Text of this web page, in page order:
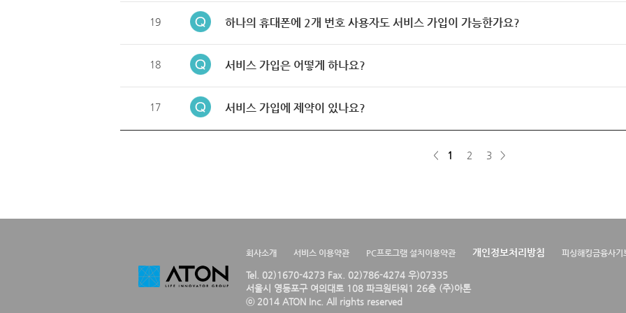
19 하나의 휴대폰에 2개 번호 사용자도 서비스 가입이 가능한가요?
18 서비스 가입은 어떻게 하나요?
17 서비스 가입에 제약이 있나요?
< 1 2 3 >
회사소개 서비스 이용약관 PC프로그램 설치이용약관 개인정보처리방침 피싱해킹금융사기
Tel. 02)1670-4273 Fax. 02)786-4274 우)07335
서울시 영등포구 여의대로 108 파크원타워1 26층 (주)아톤
ⓒ 2014 ATON Inc. All rights reserved